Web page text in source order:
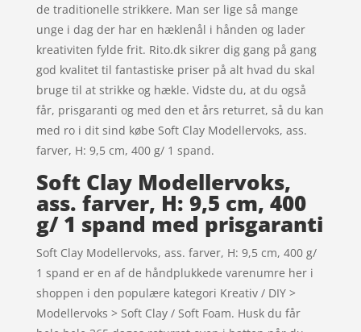
de traditionelle strikkere. Man ser lige så mange
unge i dag der har en hæklenål i hånden og lader
kreativiten fylde frit. Rito.dk sikrer dig gang på gang
god kvalitet til fantastiske priser på alt hvad du skal
bruge til at strikke og hækle. Vidste du, at du også
får, prisgaranti og med den et års returret, så du kan
med ro i dit sind købe Soft Clay Modellervoks, ass.
farver, H: 9,5 cm, 400 g/ 1 spand.
Soft Clay Modellervoks,
ass. farver, H: 9,5 cm, 400
g/ 1 spand med prisgaranti
Soft Clay Modellervoks, ass. farver, H: 9,5 cm, 400 g/
1 spand er en af de håndplukkede varenumre her i
shoppen i den populære kategori Kreativ / DIY >
Modellervoks > Soft Clay / Soft Foam. Husk du får